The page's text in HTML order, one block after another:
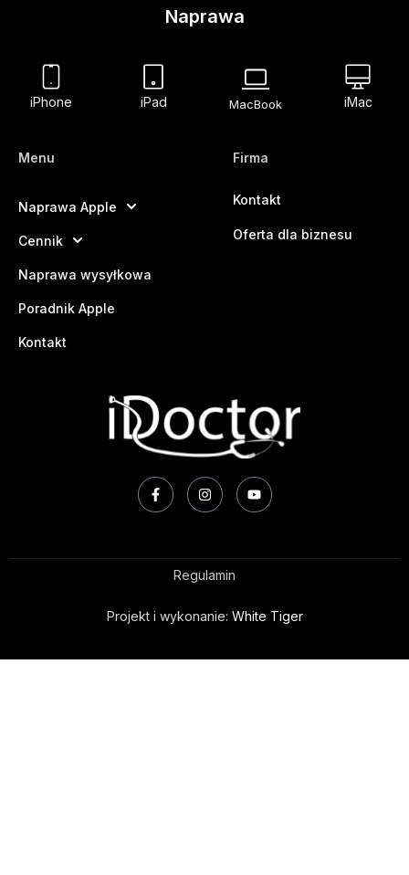
Naprawa
iPhone iPad MacBook iMac
Menu
Naprawa Apple
Cennik
Naprawa wysyłkowa
Poradnik Apple
Kontakt
Firma
Kontakt
Oferta dla biznesu
Regulamin
Projekt i wykonanie: White Tiger